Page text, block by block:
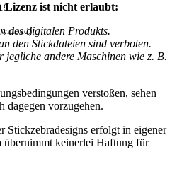
Lizenz ist nicht erlaubt:
des digitalen Produkts.
den Stickdateien sind verboten.
jegliche andere Maschinen wie z. B.
verstoßen, sehen
dagegen vorzugehen.
Stickzebradesigns erfolgt in eigener
übernimmt keinerlei Haftung für